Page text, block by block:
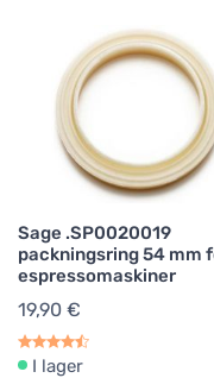
Sage .SP0020019
packningsring 54 mm
espressomaskiner
19,90 €
I lager